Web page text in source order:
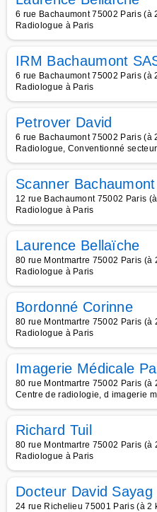
6 rue Bachaumont 75002 Paris (à
Radiologue à Paris
IRM Bachaumont
6 rue Bachaumont 75002 Paris (à
Radiologue à Paris
Petrover David
6 rue Bachaumont 75002 Paris (à
Radiologue, Conventionné
Scanner Bachaumont
12 rue Bachaumont 75002 Paris
Radiologue à Paris
Laurence Bellaïche
80 rue Montmartre 75002 Paris (à
Radiologue à Paris
Bordonné Corinne
80 rue Montmartre 75002 Paris (à
Radiologue à Paris
Imagerie Médicale
80 rue Montmartre 75002 Paris (à
Centre de radiologie, d imagerie
Richard Tuil
80 rue Montmartre 75002 Paris (à
Radiologue à Paris
Docteur David Sayag
24 rue Richelieu 75001 Paris (à 2